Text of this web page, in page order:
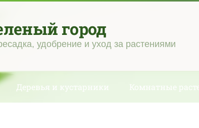
город
удобрение и уход за растениями
Деревья и кустарники Комнатные